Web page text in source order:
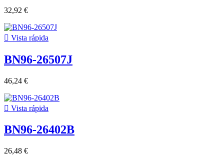
32,92 €
 Vista rápida
BN96-26507J
46,24 €
 Vista rápida
BN96-26402B
26,48 €